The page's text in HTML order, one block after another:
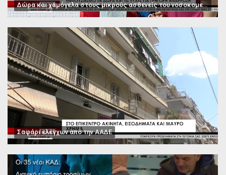
Δώρα και χαμόγελα στους μικρούς ασθενείς του νοσοκομείου Παπαγεωργίου
Σαφάρι ελέγχων από την ΑΑΔΕ